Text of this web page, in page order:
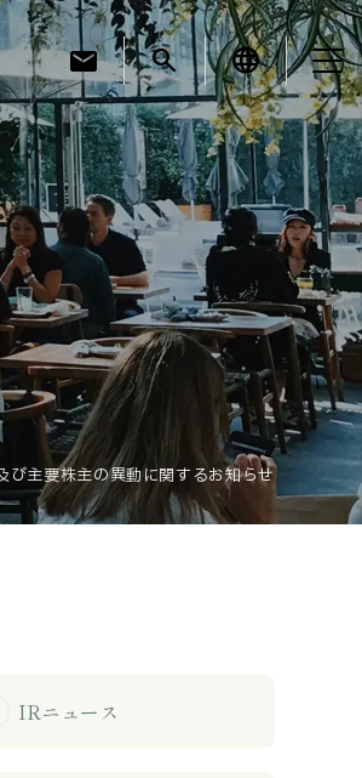
mail search language
び主要株主の異動に関するお知らせ
IRニュース